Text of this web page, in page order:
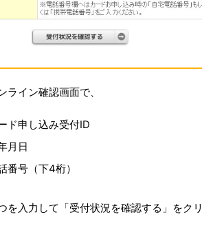
ライン確認画面で、
ド申し込み受付ID
月日
番号（下4桁）
を入力して「受付状況を確認する」をク